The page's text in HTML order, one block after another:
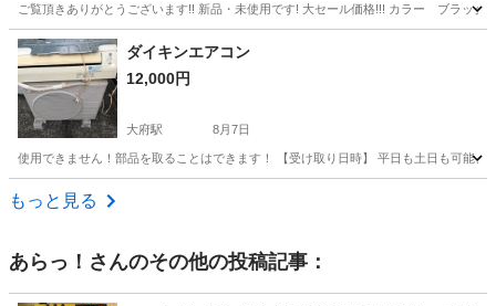
ご覧頂きありがとうございます!! 新品・未使用です! 大セール価格!!! カラー ブラック
愛知 江南市 江南駅
ダイキンエアコン
12,000円
大府駅 8月7日
使用できません！部品を取ることはできます！ 【受け取り日時】 平日も土日も可能
愛知 大府市
もっと見る
あらっ！ さんのその他の投稿記事：